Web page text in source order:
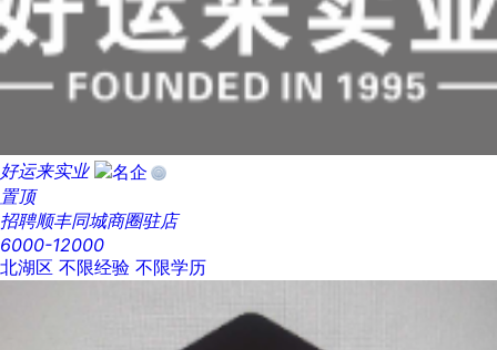
好运来实业
置顶
招聘顺丰同城商圈驻店
6000-12000
北湖区 不限经验 不限学历